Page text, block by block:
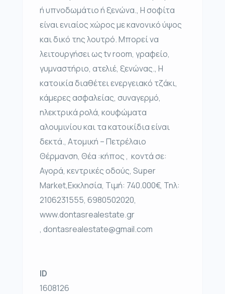
ή υπνοδωμάτιο ή ξενώνα., Η σοφίτα
είναι ενιαίος χώρος με κανονικό ύψος
και δικό της λουτρό. Μπορεί να
λειτουργήσει ως tv room, γραφείο,
γυμναστήριο, ατελιέ, ξενώνας., Η
κατοικία διαθέτει ενεργειακό τζάκι,
κάμερες ασφαλείας, συναγερμό,
ηλεκτρικά ρολά, κουφώματα
αλουμινίου και τα κατοικίδια είναι
δεκτά., Ατομική – Πετρέλαιο
Θέρμανση, Θέα :κήπος , κοντά σε:
Αγορά, κεντρικές οδούς, Super
Market,Εκκλησία, Τιμή: 740.000€, Τηλ:
2106231555, 6980502020,
www.dontasrealestate.gr
, dontasrealestate@gmail.com
ID
1608126